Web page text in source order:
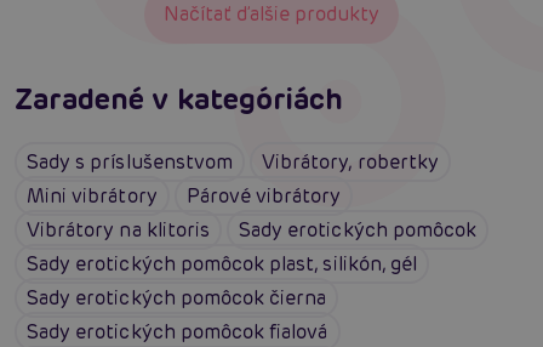
Načítať ďalšie produkty
Zaradené v kategóriách
Sady s príslušenstvom
Vibrátory, robertky
Mini vibrátory
Párové vibrátory
Vibrátory na klitoris
Sady erotických pomôcok
Sady erotických pomôcok plast, silikón, gél
Sady erotických pomôcok čierna
Sady erotických pomôcok fialová